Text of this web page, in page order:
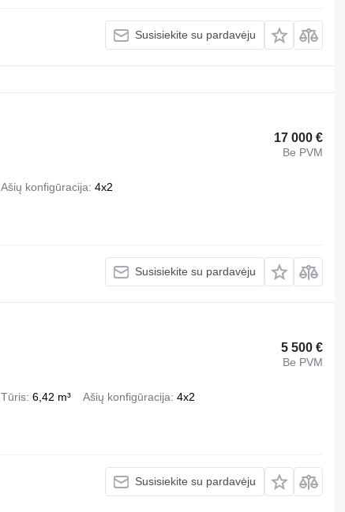
Susisiekite su pardavėju
17 000 €
Be PVM
Ašių konfigūracija 4x2
Susisiekite su pardavėju
5 500 €
Be PVM
Tūris 6,42 m³ Ašių konfigūracija 4x2
Susisiekite su pardavėju